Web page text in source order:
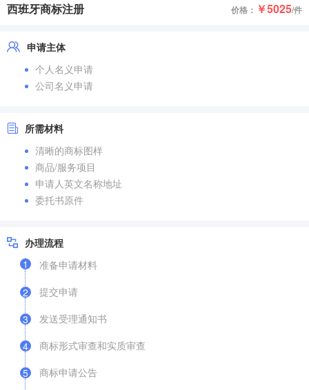
西班牙商标注册 价格： ￥5025/件
申请主体
个人名义申请
公司名义申请
所需材料
清晰的商标图样
商品/服务项目
申请人英文名称地址
委托书原件
办理流程
1
准备申请材料
2
提交申请
3
发送受理通知书
4
商标形式审查和实质审查
5
商标申请公告